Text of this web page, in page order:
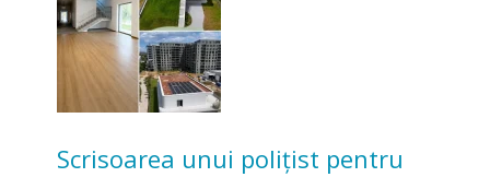
Scrisoarea unui polițist pentru